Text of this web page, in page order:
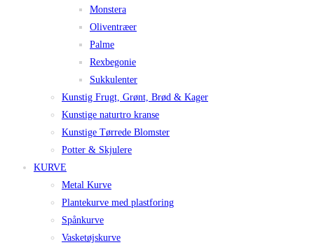
Monstera
Oliventræer
Palme
Rexbegonie
Sukkulenter
Kunstig Frugt, Grønt, Brød & Kager
Kunstige naturtro kranse
Kunstige Tørrede Blomster
Potter & Skjulere
KURVE
Metal Kurve
Plantekurve med plastforing
Spånkurve
Vasketøjskurve